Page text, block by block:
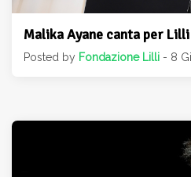
Malika Ayane canta per Lilli
Posted by Fondazione Lilli - 8